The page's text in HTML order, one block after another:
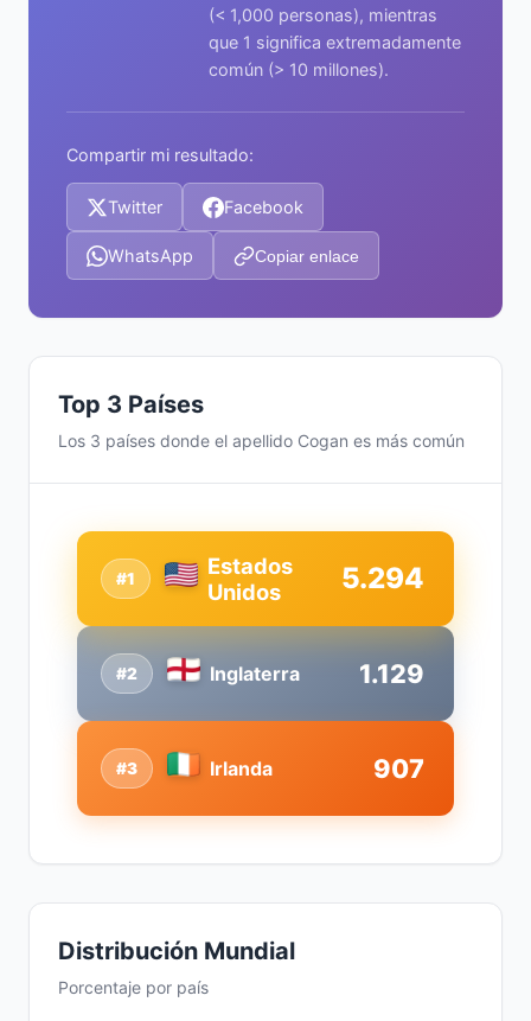
(< 1,000 personas), mientras
que 1 significa extremadamente
común (> 10 millones).
Compartir mi resultado:
Twitter Facebook
WhatsApp Copiar enlace
Top 3 Países
Los 3 países donde el apellido Cogan es más común
#2 Inglaterra 1.129
#1
Estados
Unidos
5.294
#3 Irlanda 907
Distribución Mundial
Porcentaje por país